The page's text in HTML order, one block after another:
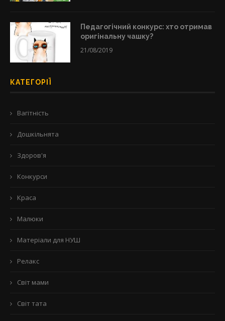
Педагогічний конкурс: хто отримав
оригінальну чашку?
21/08/2019
КАТЕГОРІЇ
Вагітність
Дошкільнята
Здоров'я
Конкурси
Краса
Малюки
Матеріали для НУШ
Релакс
Світ мами
Світ тата